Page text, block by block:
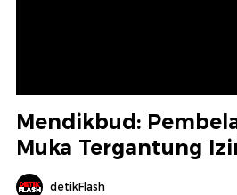
Mendikbud:
Muka Tergantung
detikFlash